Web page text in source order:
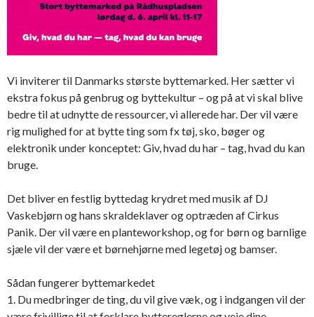
Vi inviterer til Danmarks største byttemarked. Her sætter vi
ekstra fokus på genbrug og byttekultur – og på at vi skal blive
bedre til at udnytte de ressourcer, vi allerede har. Der vil være
rig mulighed for at bytte ting som fx tøj, sko, bøger og
elektronik under konceptet: Giv, hvad du har – tag, hvad du kan
bruge.
Det bliver en festlig byttedag krydret med musik af DJ
Vaskebjørn og hans skraldeklaver og optræden af Cirkus
Panik. Der vil være en planteworkshop, og for børn og barnlige
sjæle vil der være et børnehjørne med legetøj og bamser.
Sådan fungerer byttemarkedet
1. Du medbringer de ting, du vil give væk, og i indgangen vil der